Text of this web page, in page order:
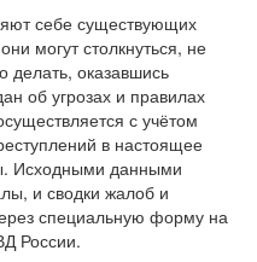
себе существующих
могут столкнуться, не
делать, оказавшись
об угрозах и правилах
с учётом
в настоящее
Исходными данными
и сводки жалоб и
специальную форму на
России.